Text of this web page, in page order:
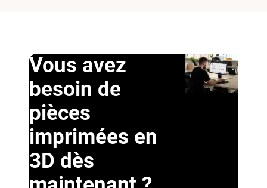
Vous avez
besoin de
pièces
imprimées en
3D dès